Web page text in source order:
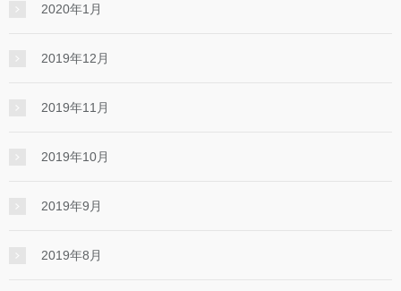
2020年1月
2019年12月
2019年11月
2019年10月
2019年9月
2019年8月